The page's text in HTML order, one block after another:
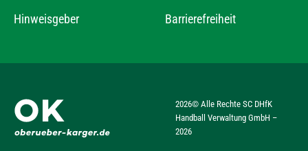
Hinweisgeber Barrierefreiheit
2026© Alle Rechte SC DHfK
Handball Verwaltung GmbH –
2026